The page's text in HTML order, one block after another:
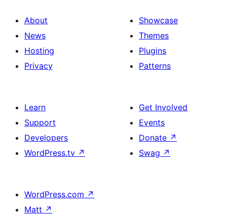
About
News
Hosting
Privacy
Showcase
Themes
Plugins
Patterns
Learn
Support
Developers
WordPress.tv ↗
Get Involved
Events
Donate ↗
Swag ↗
WordPress.com ↗
Matt ↗